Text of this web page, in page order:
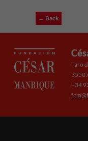
← Back
Taro
+34